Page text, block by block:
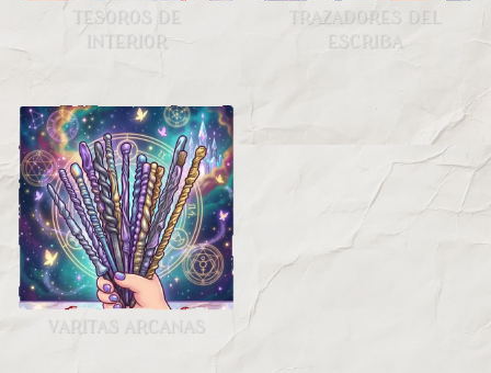
TESOROS DE
INTERIOR
TRAZADORES DEL
ESCRIBA
VARITAS ARCANAS